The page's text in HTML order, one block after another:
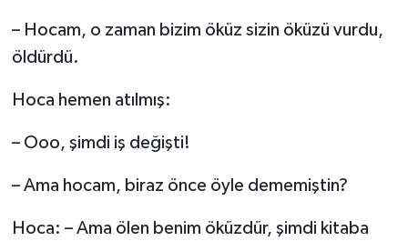
– Hocam, o zaman bizim öküz sizin öküzü vurdu,
öldürdü.
Hoca hemen atılmış:
– Ooo, şimdi iş değişti!
– Ama hocam, biraz önce öyle dememiştin?
Hoca: – Ama ölen benim öküzdür, şimdi kitaba